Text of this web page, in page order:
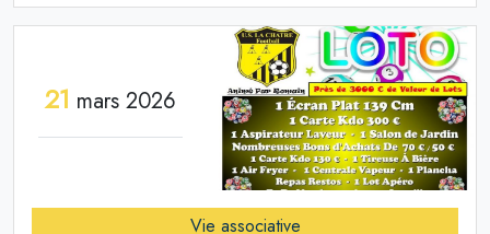
21 mars 2026
Vie associative